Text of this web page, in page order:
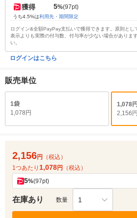
獲得 5%(97pt)
うち4.5%は利用先・期間限定
ログイン&全額PayPay支払いで獲得できます。原則とし
表示よりも実際の付与数、付与率が少ない場合がありま
い。
ログインはこちら
販売単位
1袋
1,078円
1,078
2,156円
2,156円
（税込）
1つあたり 1,078円 （税込）
5%(97pt)
在庫あり 数量 1